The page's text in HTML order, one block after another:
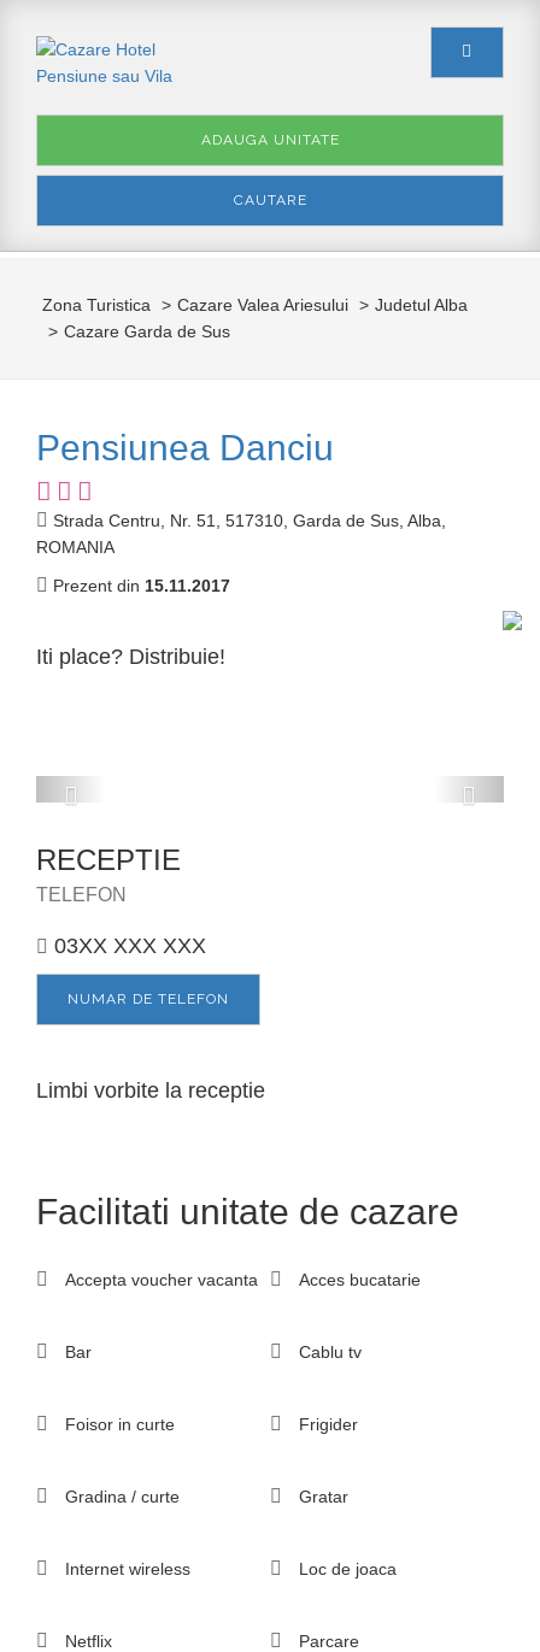
CAUTARE
ADAUGA UNITATE
Zona Turistica Cazare Valea Ariesului
Judetul Alba
Cazare Garda de Sus
Pensiunea Danciu
Strada Centru, Nr. 51, 517310, Garda de Sus, Alba,
ROMANIA
Prezent din 15.11.2017
Iti place? Distribuie!
RECEPTIE
TELEFON
03XX XXX XXX
NUMAR DE TELEFON
Limbi vorbite la receptie
Facilitati unitate de cazare
Accepta voucher vacanta Acces bucatarie
Bar Cablu tv
Foisor in curte Frigider
Gradina / curte Gratar
Internet wireless Loc de joaca
Netflix Parcare